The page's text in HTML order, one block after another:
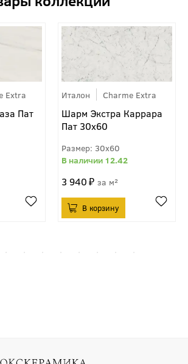
Extra
Пат
Италон Charme Extra
Шарм Экстра Каррара
Пат 30x60
30x60
12.42
3 940 м²